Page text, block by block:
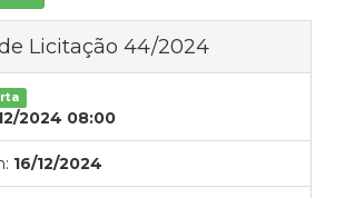
Licitação 44/2024
2024 08:00
16/12/2024